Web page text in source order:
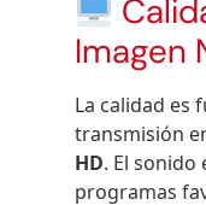
Imagen
La calidad es
transmisión
HD. El sonido
programas